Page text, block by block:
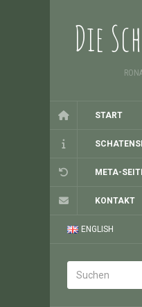
Die
START
META-
KONTAKT
ENGLISH